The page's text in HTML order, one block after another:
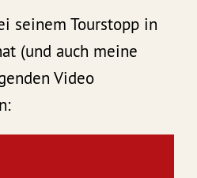
seinem Tourstopp in
(und auch meine
Video